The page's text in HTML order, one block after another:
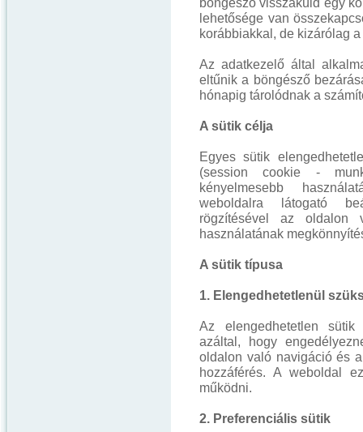
lehetősége van
korábbiakkal, de kizárólag
Az adatkezelő által
eltűnik a böngésző
hónapig tárolódnak a
A sütik célja
Egyes sütik
(session cookie -
kényelmesebb
weboldalra látogató
rögzítésével az
használatának
A sütik típusa
1. Elengedhetetlenül
Az elengedhetetlen
azáltal, hogy
oldalon való navigáció és
hozzáférés. A weboldal
működni.
2. Preferenciális sütik